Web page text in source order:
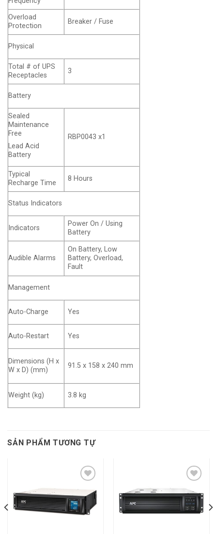
Overload
Protection
Breaker / Fuse
Physical
Total # of UPS
Receptacles
3
Battery
Sealed
Maintenance
Free
Lead Acid
Battery
RBP0043 x1
Typical
Recharge Time
8 Hours
Status Indicators
Indicators
Power On / Using
Battery
Audible Alarms
On Battery, Low
Battery, Overload,
Fault
Management
Auto-Charge Yes
Auto-Restart Yes
Dimensions (H x
W x D) (mm)
91.5 x 158 x 240 mm
Weight (kg) 3.8 kg
SẢN PHẨM TƯƠNG TỰ